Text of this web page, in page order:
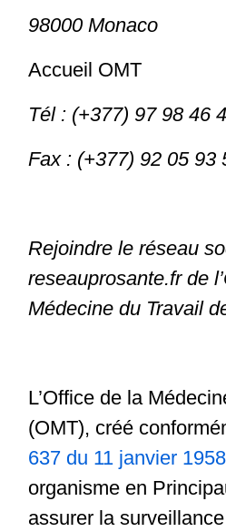
98000 Monaco
Accueil OMT
Tél : (+377) 97 98 46
Fax : (+377) 92 05 93
Rejoindre le réseau
reseauprosante.fr de
Médecine du Travail
L’Office de la
(OMT), créé
637 du 11 janvier 1958
organisme en
assurer la